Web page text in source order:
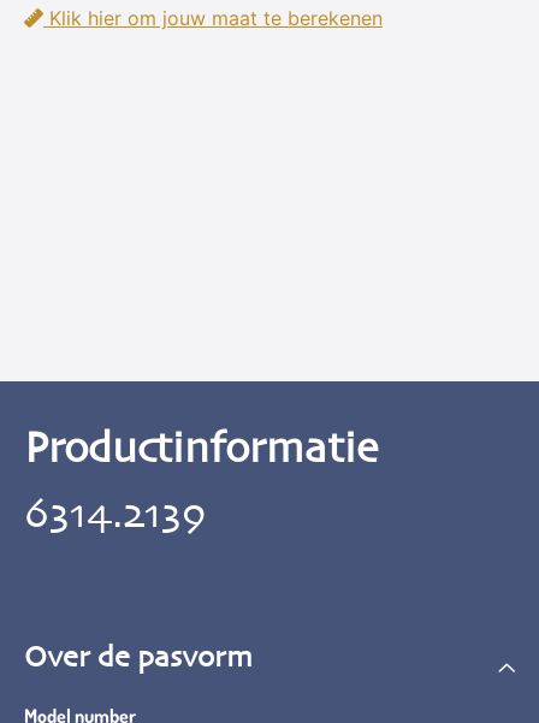
Klik hier om jouw maat te berekenen
Productinformatie
6314.2139
Over de pasvorm
Model number